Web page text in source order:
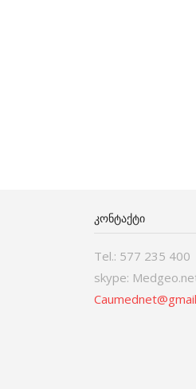
ᲙᲝᲜᲢᲐᲥᲢᲘ
Tel.: 577 235 400
skype: